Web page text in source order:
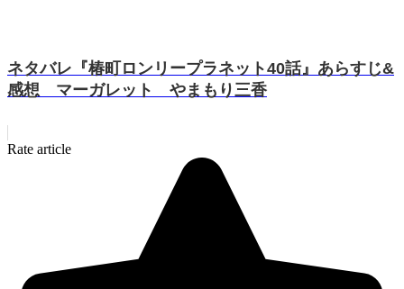
ネタバレ『椿町ロンリープラネット40話』あらすじ&
感想 マーガレット やまもり三香
Rate article